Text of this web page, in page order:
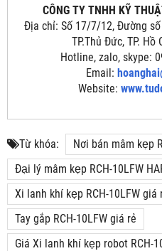
CÔNG TY TNHH KỸ
Địa chỉ: Số 17/7/12, Đường
TP.Thủ Đức, TP.
Hotline, zalo, skype:
Email:
Website:
Từ khóa:
Nơi bán mâm kẹp
Đại lý mâm kẹp RCH-10LFW
Xi lanh khí kẹp RCH-10LFW giá
Tay gắp RCH-10LFW giá rẻ
Giá Xi lanh khí kẹp robot RCH-